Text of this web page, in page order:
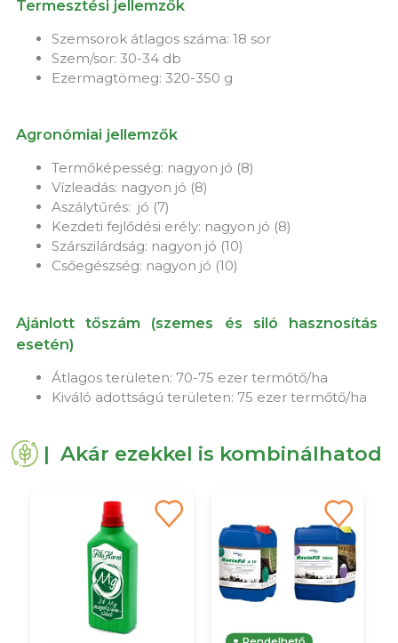
Termesztési jellemzők
Szemsorok átlagos száma: 18 sor
Szem/sor: 30-34 db
Ezermagtömeg: 320-350 g
Agronómiai jellemzők
Termőképesség: nagyon jó (8)
Vízleadás: nagyon jó (8)
Aszálytűrés: jó (7)
Kezdeti fejlődési erély: nagyon jó (8)
Szárszilárdság: nagyon jó (10)
Csőegészség: nagyon jó (10)
Ajánlott tőszám (szemes és siló hasznosítás
esetén)
Átlagos területen: 70-75 ezer termőtő/ha
Kiváló adottságú területen: 75 ezer termőtő/ha
| Akár ezekkel is kombinálhatod